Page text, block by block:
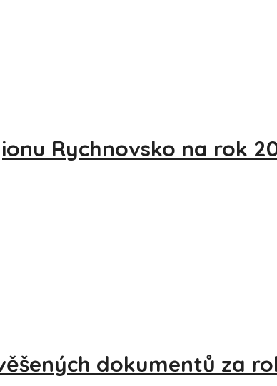
Rychnovsko na rok
dokumentů za